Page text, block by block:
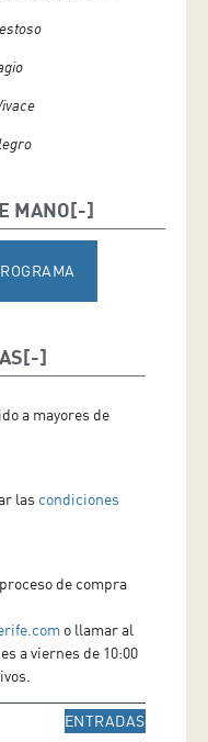
MANO
a mayores de
las condiciones
de compra
o llamar al
a viernes de 10:00
ENTRADASIR A